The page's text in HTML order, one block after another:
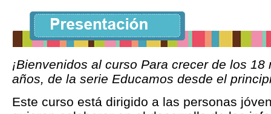
¡Bienvenidos al curso Para crecer de los 18
años, de la serie Educamos desde el
Este curso está dirigido a las personas